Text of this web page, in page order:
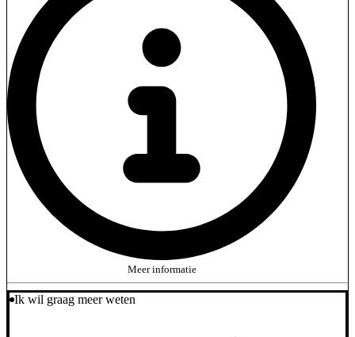
Meer informatie
Ik wil graag meer weten